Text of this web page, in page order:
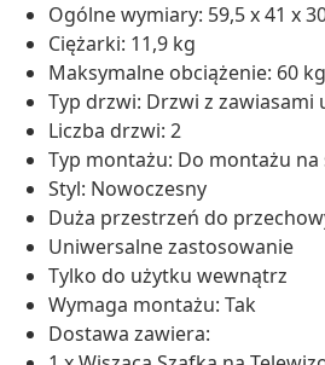
Ogólne wymiary: 59,5 x 41 x
Ciężarki: 11,9 kg
Maksymalne obciążenie: 60
Typ drzwi: Drzwi z zawiasami
Liczba drzwi: 2
Typ montażu: Do montażu na
Styl: Nowoczesny
Duża przestrzeń do
Uniwersalne zastosowanie
Tylko do użytku wewnątrz
Wymaga montażu: Tak
Dostawa zawiera: